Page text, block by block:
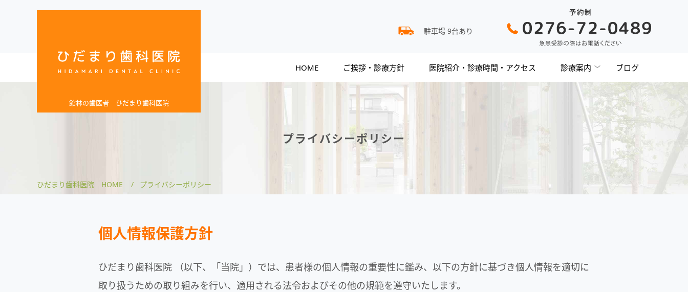
館林の歯医者 ひだまり歯科医院
駐車場 9台あり
HOME ご挨拶・診療方針 医院紹介・診療時間・アクセス 診療案内 ブログ
ひだまり歯科医院 HOME プライバシーポリシー
プライバシーポリシー
個人情報保護方針
ひだまり歯科医院
（以下、「当院」）では、患者様の個人情報の重要性に鑑み、以下の方針に基づき個人情報を適切に
取り扱うための取り組みを行い、適用される法令およびその他の規範を遵守いたします。